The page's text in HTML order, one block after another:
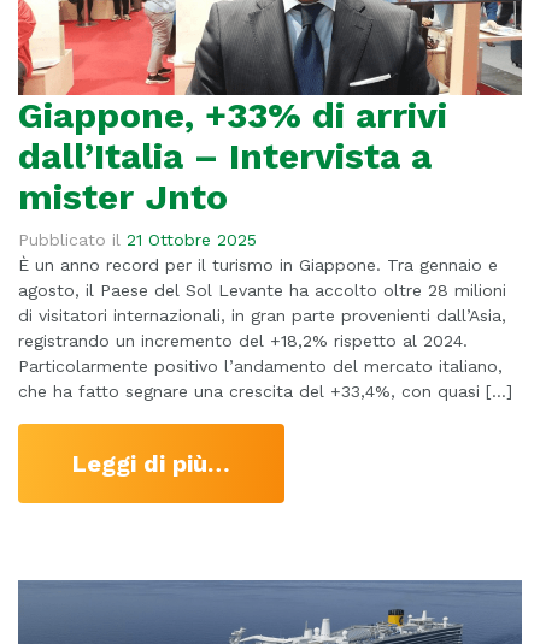
Giappone, +33% di arrivi
dall’Italia – Intervista a
mister Jnto
Pubblicato il 21 Ottobre 2025
È un anno record per il turismo in Giappone. Tra gennaio e
agosto, il Paese del Sol Levante ha accolto oltre 28 milioni
di visitatori internazionali, in gran parte provenienti dall’Asia,
registrando un incremento del +18,2% rispetto al 2024.
Particolarmente positivo l’andamento del mercato italiano,
che ha fatto segnare una crescita del +33,4%, con quasi […]
Leggi di più…